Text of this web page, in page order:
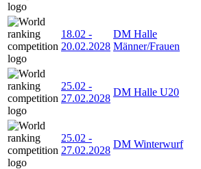
18.02 -
20.02.2028
DM Halle
Männer/Frauen
25.02 -
27.02.2028
DM Halle U20
25.02 -
27.02.2028
DM Winterwurf